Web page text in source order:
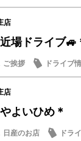
店
近場ドライブ🚙
ご挨拶 ドライブ
店
やよいひめ＊
日産のお店 ドラ